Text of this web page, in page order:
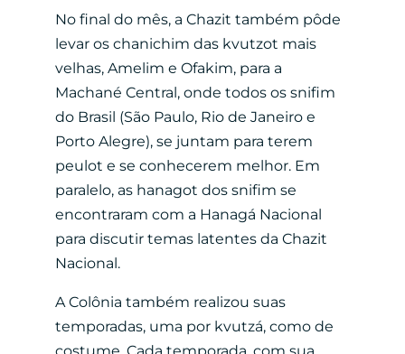
No final do mês, a Chazit também pôde
levar os chanichim das kvutzot mais
velhas, Amelim e Ofakim, para a
Machané Central, onde todos os snifim
do Brasil (São Paulo, Rio de Janeiro e
Porto Alegre), se juntam para terem
peulot e se conhecerem melhor. Em
paralelo, as hanagot dos snifim se
encontraram com a Hanagá Nacional
para discutir temas latentes da Chazit
Nacional.
A Colônia também realizou suas
temporadas, uma por kvutzá, como de